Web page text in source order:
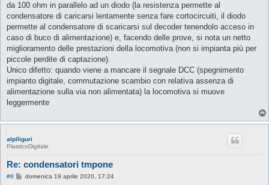
da 100 ohm in parallelo ad un diodo (la resistenza permette al
condensatore di caricarsi lentamente senza fare cortocircuiti, il diodo
permette al condensatore di scaricarsi sul decoder tenendolo acceso in
caso di buco di alimentazione) e, facendo delle prove, si nota un netto
miglioramento delle prestazioni della locomotiva (non si impianta più per
piccole perdite di captazione).
Unico difetto: quando viene a mancare il segnale DCC (spegnimento
impianto digitale, commutazione scambio con relativa assenza di
alimentazione sulla via non alimentata) la locomotiva si muove
leggermente
alpiliguri
PlasticoDigitale
Re: condensatori tmpone
#8
Mdomenica 19 aprile 2020, 17:24